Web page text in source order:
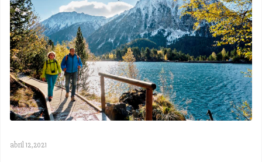
abril 12,2021